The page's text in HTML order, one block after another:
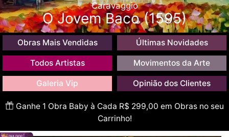
Caravaggio
O Jovem Baco (1595)
Obras Mais Vendidas Últimas Novidades
Todos Artistas Movimentos da Arte
Galeria Vip Opinião dos Clientes
Ganhe 1 Obra Baby à Cada R$ 299,00 em Obras no seu
Carrinho!